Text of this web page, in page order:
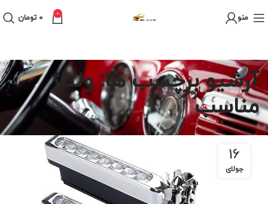
منو 0
0 تومان
آرشیو برچسب ها: ولتاژ
مناسب
16
جولای